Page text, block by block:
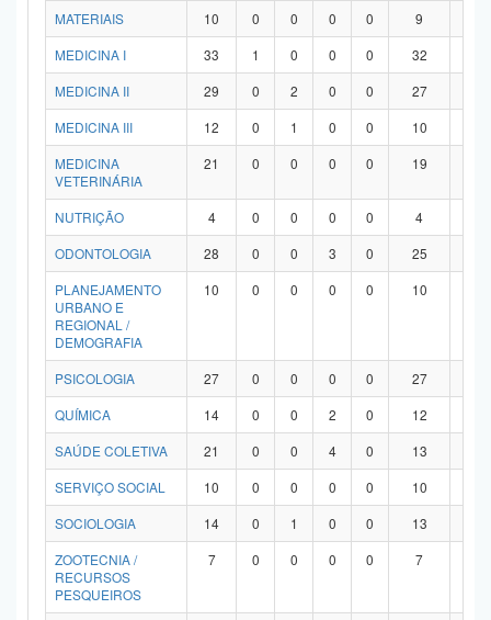
MATERIAIS 10 0 0 0 0 9
MEDICINA I
33 1 0 0 0 32
MEDICINA II
29 0 2 0 0 27
MEDICINA III
12 0 1 0 0 10
MEDICINA
VETERINÁRIA
21 0 0 0 0 19
NUTRIÇÃO 4 0 0 0 0 4
ODONTOLOGIA
28 0 0 3 0 25
PLANEJAMENTO
URBANO E
REGIONAL /
DEMOGRAFIA
10 0 0 0 0 10
PSICOLOGIA 27 0 0 0 0 27
QUÍMICA
14 0 0 2 0 12
SAÚDE COLETIVA
21 0 0 4 0 13
SERVIÇO SOCIAL
10 0 0 0 0 10
SOCIOLOGIA
14 0 1 0 0 13
ZOOTECNIA /
RECURSOS
PESQUEIROS
7 0 0 0 0 7